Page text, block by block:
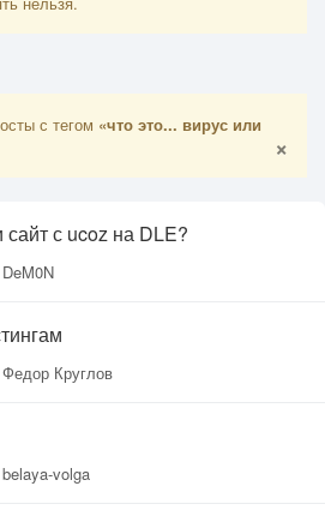
с тегом «что это... вирус или
×
с ucoz на DLE?
DeM0N
Федор Круглов
belaya-volga